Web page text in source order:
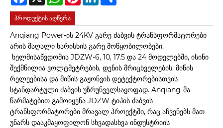
პროდუქტის აღწერა
Anqiang Power-ის 24KV გარე ძაბვის ტრანსფორმატორები
არის მაღალი ხარისხის გარე მოწყობილობები.
ხელმისაწვდომია JDZW-6, 10, 17.5 და 24 მოდელებში, ისინი
შექმნილია ვოლტმეტრების, დენის მრიცხველების, მიწის
რელეებისა და მიწის გაჟონვის დეტექტორებისთვის
სტანდარტული ძაბვის უზრუნველსაყოფად. Anqiang-მა
წარმატებით გამოიყენა JDZW ტიპის ძაბვის
ტრანსფორმატორები მრავალ პროექტში, რაც აჩვენებს მათ
უნარს დააკმაყოფილონ სხვადასხვა ინდუსტრიის